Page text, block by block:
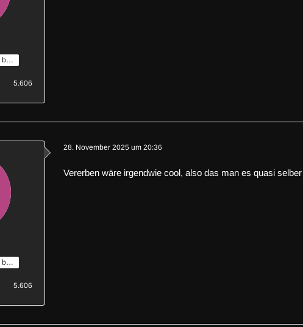
Werwolfwünschelrute by Stilzch
5.606
Werwolfwünschelrute by Stilzch
5.606
28. November 2025 um 20:36
Vererben wäre irgendwie cool, also das man es quasi